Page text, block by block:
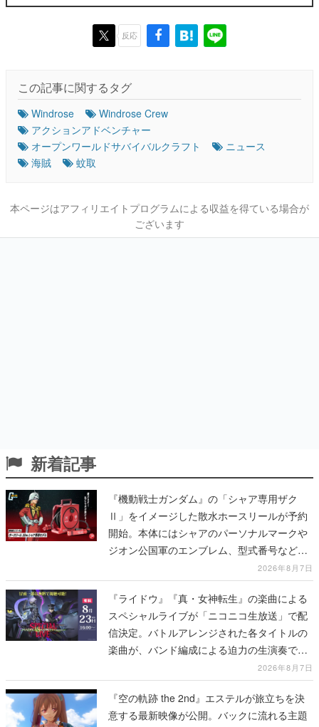
反応
この記事に関するタグ
Windrose
Windrose Crew
アクションアドベンチャー
オープンワールドサバイバルクラフト
ニュース
海賊
蚊取
本ページはアフィリエイトプログラムによる収益を得ている場合が
ございます
新着記事
『機動戦士ガンダム』の「シャア専用ザク
Ⅱ」をイメージした散水ホースリールが予約
開始。本体にはシャアのパーソナルマークや
ジオン公国軍のエンブレム、型式番号などを
2026年8月7日
『ライドウ』『真・女神転生』の楽曲による
スペシャルライブが「ニコニコ生放送」で配
信決定。バトルアレンジされた各タイトルの
楽曲が、バンド編成による迫力の生演奏で披
露、冒頭部分は“無料”で視聴できる2026年8月7日
『空の軌跡 the 2nd』エステルが旅立ちを決
意する最新映像が公開。バックに流れる主題